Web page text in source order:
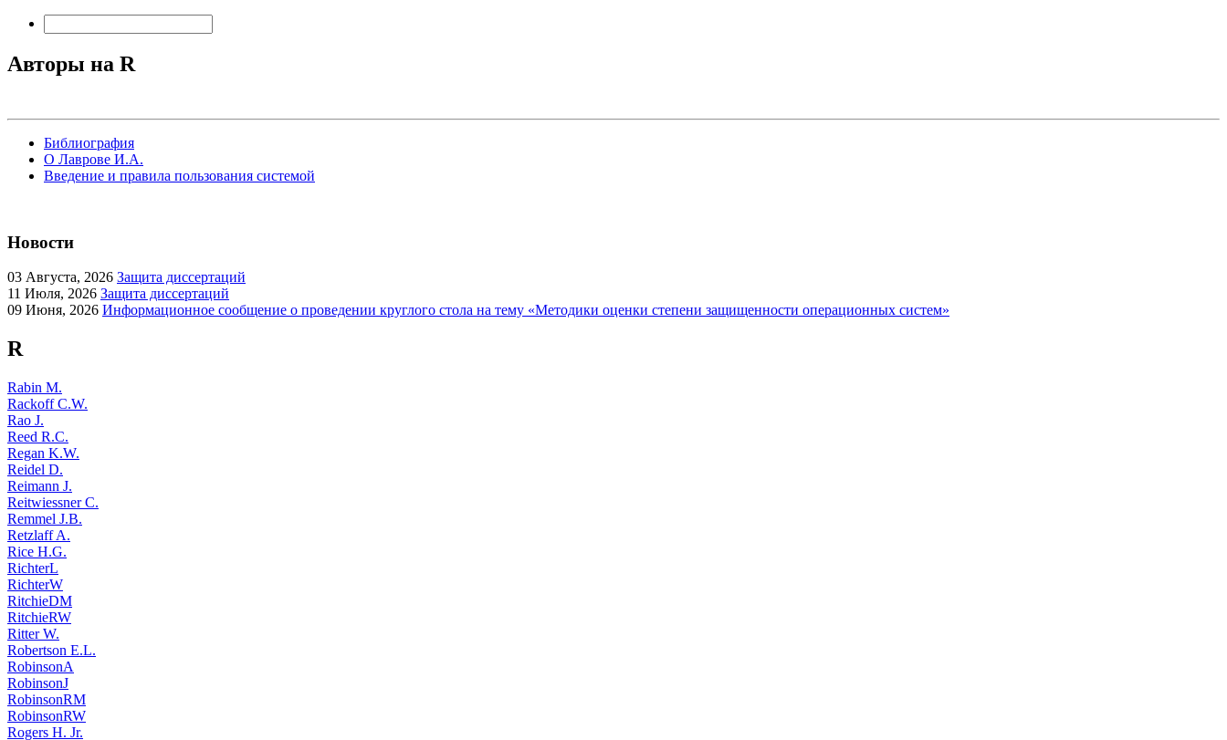
Авторы на R
Библиография
О Лаврове И.А.
Введение и правила пользования системой
Новости
03 Августа, 2026 Защита диссертаций
11 Июля, 2026 Защита диссертаций
09 Июня, 2026 Информационное сообщение о проведении круглого стола на тему «Методики оценки степени защищенности операционных систем»
R
Rabin M.
Rackoff C.W.
Rao J.
Reed R.C.
Regan K.W.
Reidel D.
Reimann J.
Reitwiessner C.
Remmel J.B.
Retzlaff A.
Rice H.G.
RichterL
RichterW
RitchieDM
RitchieRW
Ritter W.
Robertson E.L.
RobinsonA
RobinsonJ
RobinsonRM
RobinsonRW
Rogers H. Jr.